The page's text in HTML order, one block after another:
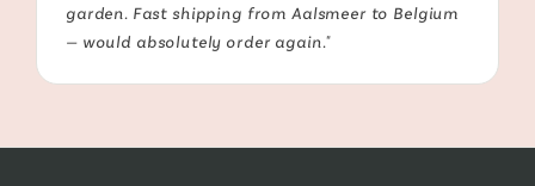
garden. Fast shipping from Aalsmeer to Belgium
— would absolutely order again."